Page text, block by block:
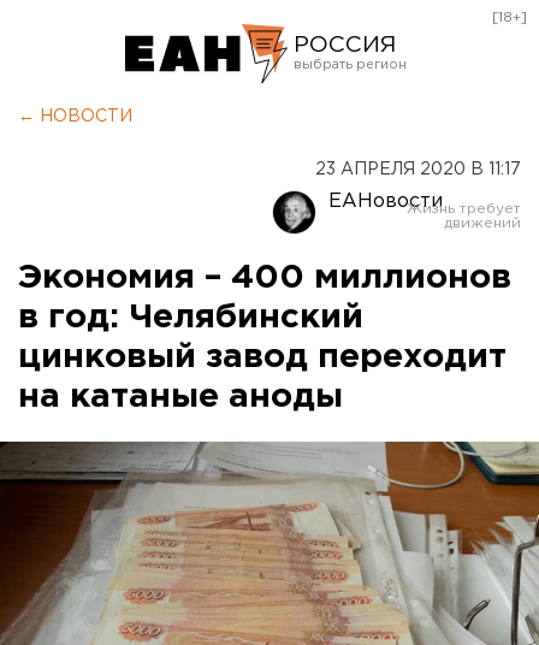
РОССИЯ
Оренбург
[18+]
← НОВОСТИ
23 АПРЕЛЯ 2020 В 11:17
ЕАНовости
Экономия – 400 миллионов
в год: Челябинский
цинковый завод переходит
на катаные аноды